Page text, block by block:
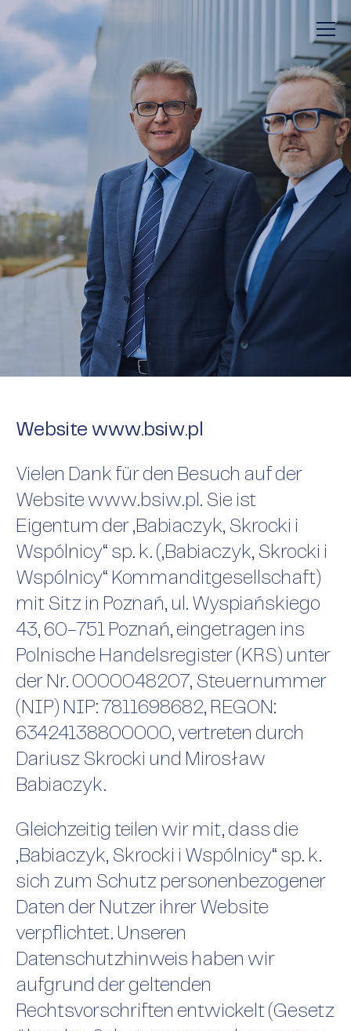
Vertraulichkeitsregeln
Website www.bsiw.pl
Vielen Dank für den Besuch auf der
Website www.bsiw.pl. Sie ist
Eigentum der „Babiaczyk, Skrocki i
Wspólnicy“ sp. k. („Babiaczyk, Skrocki i
Wspólnicy“ Kommanditgesellschaft)
mit Sitz in Poznań, ul. Wyspiańskiego
43, 60-751 Poznań, eingetragen ins
Polnische Handelsregister (KRS) unter
der Nr. 0000048207, Steuernummer
(NIP) NIP: 7811698682, REGON:
63424138800000, vertreten durch
Dariusz Skrocki und Mirosław
Babiaczyk.
Gleichzeitig teilen wir mit, dass die
„Babiaczyk, Skrocki i Wspólnicy“ sp. k.
sich zum Schutz personenbezogener
Daten der Nutzer ihrer Website
verpflichtet. Unseren
Datenschutzhinweis haben wir
aufgrund der geltenden
Rechtsvorschriften entwickelt (Gesetz